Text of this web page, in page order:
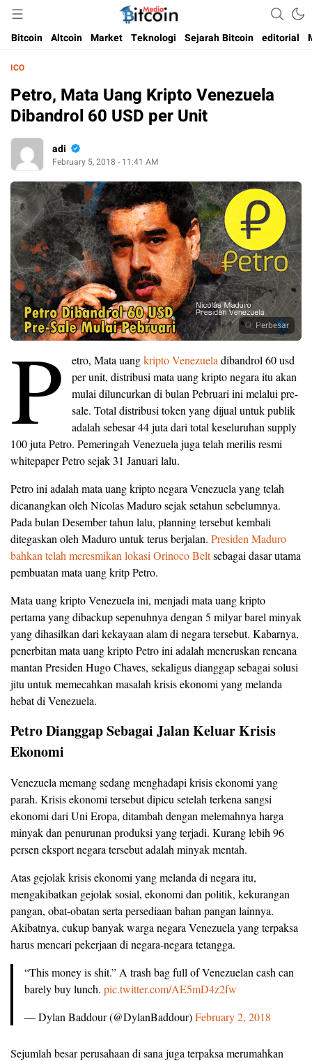
Bitcoin Media Indonesia
Media Bitcoin dan Cryptocurrency, dan Blockchain di Indonesia
Bitcoin Altcoin Market Teknologi Sejarah Bitcoin editorial
ICO
Petro, Mata Uang Kripto Venezuela
Dibandrol 60 USD per Unit
adi
February 5, 2018 - 11:41 AM
Perbesar
P etro, Mata uangkripto Venezuela dibandrol 60 usd
per unit, distribusi mata uang kripto negara itu akan
mulai diluncurkan di bulan Pebruari ini melalui pre-
sale. Total distribusi token yang dijual untuk publik
adalah sebesar 44 juta dari total keseluruhan supply
100 juta Petro. Pemeringah Venezuela juga telah merilis resmi
whitepaper Petro sejak 31 Januari lalu.
Petro ini adalah mata uang kripto negara Venezuela yang telah
dicanangkan oleh Nicolas Maduro sejak setahun sebelumnya.
Pada bulan Desember tahun lalu, planning tersebut kembali
ditegaskan oleh Maduro untuk terus berjalan. Presiden Maduro
bahkan telah meresmikan lokasi Orinoco Beltsebagai dasar utama
pembuatan mata uang kritp Petro.
Mata uang kripto Venezuela ini, menjadi mata uang kripto
pertama yang dibackup sepenuhnya dengan 5 milyar barel minyak
yang dihasilkan dari kekayaan alam di negara tersebut. Kabarnya,
penerbitan mata uang kripto Petro ini adalah meneruskan rencana
mantan Presiden Hugo Chaves, sekaligus dianggap sebagai solusi
jitu untuk memecahkan masalah krisis ekonomi yang melanda
hebat di Venezuela.
Petro Dianggap Sebagai Jalan Keluar Krisis
Ekonomi
Venezuela memang sedang menghadapi krisis ekonomi yang
parah. Krisis ekonomi tersebut dipicu setelah terkena sangsi
ekonomi dari Uni Eropa, ditambah dengan melemahnya harga
minyak dan penurunan produksi yang terjadi. Kurang lebih 96
persen eksport negara tersebut adalah minyak mentah.
Atas gejolak krisis ekonomi yang melanda di negara itu,
mengakibatkan gejolak sosial, ekonomi dan politik, kekurangan
pangan, obat-obatan serta persediaan bahan pangan lainnya.
Akibatnya, cukup banyak warga negara Venezuela yang terpaksa
harus mencari pekerjaan di negara-negara tetangga.
“This money is shit.” A trash bag full of Venezuelan cash can
barely buy lunch. pic.twitter.com/AE5mD4z2fw
— Dylan Baddour (@DylanBaddour)February 2, 2018
Sejumlah besar perusahaan di sana juga terpaksa merumahkan